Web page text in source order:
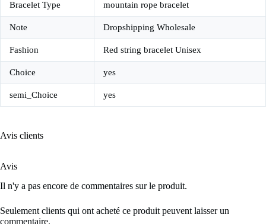
Bracelet Type mountain rope bracelet
Note Dropshipping Wholesale
Fashion Red string bracelet Unisex
Choice yes
semi_Choice yes
Avis clients
Avis
Il n'y a pas encore de commentaires sur le produit.
Seulement clients qui ont acheté ce produit peuvent laisser un
commentaire.